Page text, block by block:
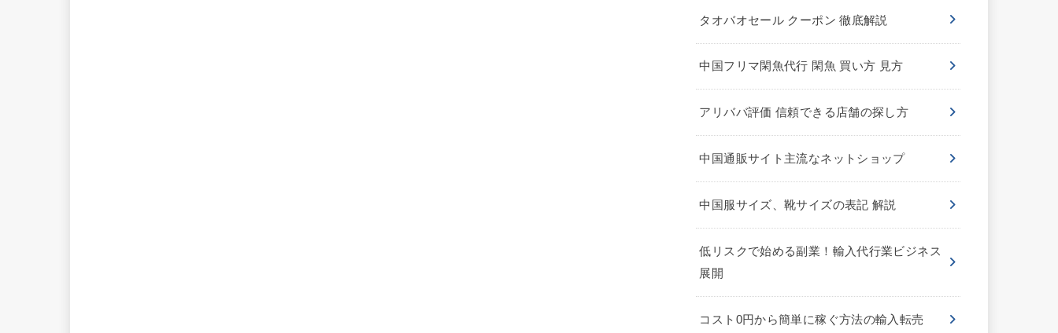
タオバオセール クーポン 徹底解説
中国フリマ閑魚代行 閑魚 買い方 見方
アリババ評価 信頼できる店舗の探し方
中国通販サイト主流なネットショップ
中国服サイズ、靴サイズの表記 解説
低リスクで始める副業！輸入代行業ビジネス
展開
コスト0円から簡単に稼ぐ方法の輸入転売